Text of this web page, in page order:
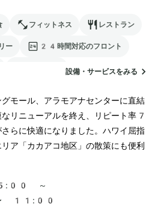
フィットネス レストラン
ー 24時間対応のフロント
設備・サービスをみる
モール、アラモアナセンターに直結
なリニューアルを終え、リピート率7
らに快適になりました。ハワイ屈指
ア「カカアコ地区」の散策にも便利
～
11:00